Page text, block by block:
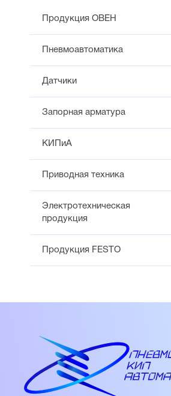
Продукция ОВЕН
Пневмоавтоматика
Датчики
Запорная арматура
КИПиА
Приводная техника
Электротехническая
продукция
Продукция FESTO